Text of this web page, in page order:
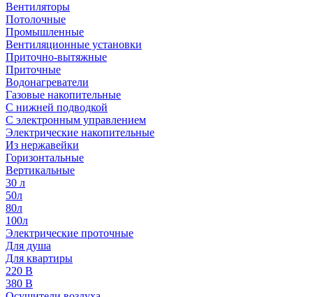
Вентиляторы
Потолочные
Промышленные
Вентиляционные установки
Приточно-вытяжные
Приточные
Водонагреватели
Газовые накопительные
С нижней подводкой
С электронным управлением
Электрические накопительные
Из нержавейки
Горизонтальные
Вертикальные
30 л
50л
80л
100л
Электрические проточные
Для душа
Для квартиры
220 В
380 В